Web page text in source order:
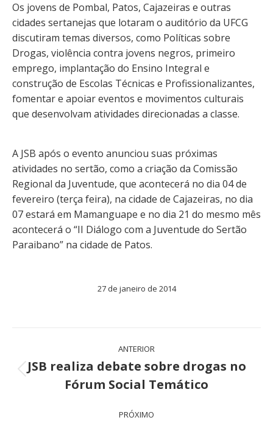
Os jovens de Pombal, Patos, Cajazeiras e outras
cidades sertanejas que lotaram o auditório da UFCG
discutiram temas diversos, como Políticas sobre
Drogas, violência contra jovens negros, primeiro
emprego, implantação do Ensino Integral e
construção de Escolas Técnicas e Profissionalizantes,
fomentar e apoiar eventos e movimentos culturais
que desenvolvam atividades direcionadas a classe.
A JSB após o evento anunciou suas próximas
atividades no sertão, como a criação da Comissão
Regional da Juventude, que acontecerá no dia 04 de
fevereiro (terça feira), na cidade de Cajazeiras, no dia
07 estará em Mamanguape e no dia 21 do mesmo mês
acontecerá o “II Diálogo com a Juventude do Sertão
Paraibano” na cidade de Patos.
27 de janeiro de 2014
Navegação
de
ANTERIOR
Post
anterior:
JSB realiza debate sobre drogas no
Fórum Social Temático
PRÓXIMO